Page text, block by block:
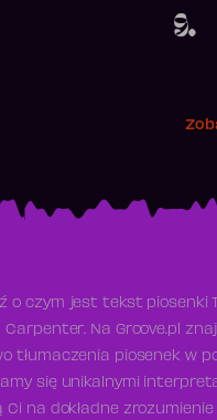
9.
o czym jest tekst piosenki
Carpenter. Na Groove.pl
tłumaczenia piosenek w
się unikalnymi
Ci na dokładne